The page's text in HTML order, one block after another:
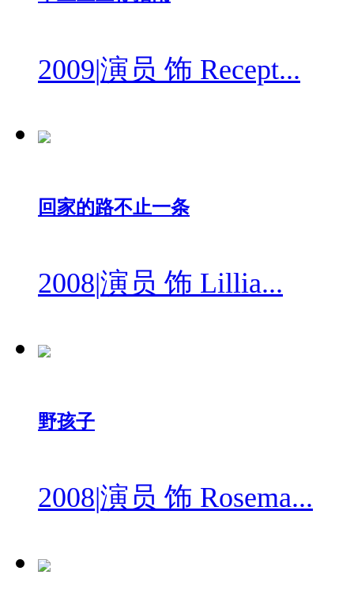
2009|演员 饰 Recept...
回家的路不止一条
2008|演员 饰 Lillia...
野孩子
2008|演员 饰 Rosema...